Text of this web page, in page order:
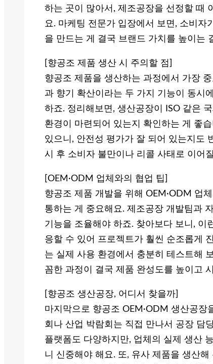
하는 곳이 많아서, 제조공장을 선정할 때
요. 마케팅 전문가 입장에서 보면, 소비자
을 만드는 게 결국 브랜드 가치를 높이는
[향공조 제품 생산 시 주의할 점]
향공조 제품을 생산하는 과정에서 가장
과 향기 확산이라는 두 가지 기능이 동시
하죠. 정리해보면, 생산공장이 ISO 같은
환경이 마련되어 있는지 확인하는 게 좋
있으니, 안전성 평가가 잘 되어 있는지도
시 후 소비자 불만이나 리콜 사태로 이어
[OEM·ODM 업체와의 협업 팁]
향공조 제품 개발을 위해 OEM·ODM 업
통하는 게 중요해요. 제조공장 개발팀과
기능을 조율해야 하죠. 찾아보다 보니, 이
응할 수 있어 프로젝트가 훨씬 순조롭게
는 실제 사용 환경에서 충분히 테스트해
꼼한 과정이 결국 제품 완성도를 높이고
[향공조 생산공장, 어디서 찾을까]
마지막으로 향공조 OEM·ODM 생산공장
회나 산업 박람회는 직접 만나서 공장 담
플랫폼도 다양하지만, 업체의 실제 생산
니 신중해야 해요. 또, 유사 제품을 생산